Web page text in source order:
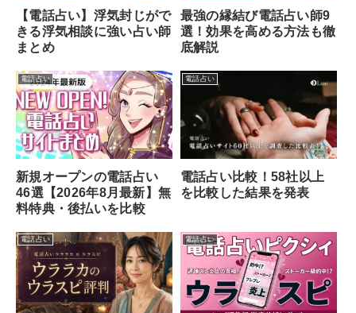
【電話占い】浮気封じがで
きる浮気相談に強い占い師
まとめ
最強の縁結び電話占い師9
選！効果を高める方法も徹
底解説
電話占い
新規オープンの電話占い
46選【2026年8月最新】無
料特典・後払いを比較
電話占い
電話占い比較！58社以上
を比較した結果を発表
電話占い 電話占い